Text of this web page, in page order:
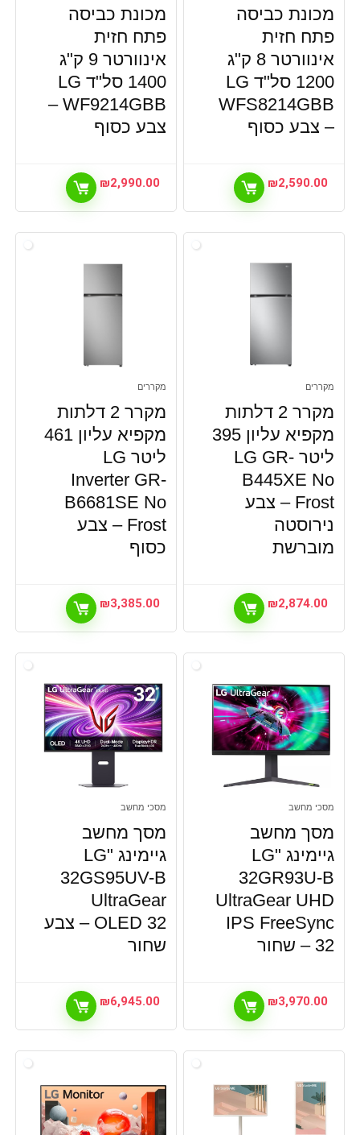
מכונת כביסה
פתח חזית
אינוורטר 8 ק"ג
1200 סל"ד LG
WFS8214GBB
– צבע כסוף
₪2,590.00
מכונת כביסה
פתח חזית
אינוורטר 9 ק"ג
1400 סל"ד LG
WF9214GBB –
צבע כסוף
₪2,990.00
מקררים
מקרר 2 דלתות
מקפיא עליון 395
ליטר LG GR-
B445XE No
Frost – צבע
נירוסטה
מוברשת
₪2,874.00
מקררים
מקרר 2 דלתות
מקפיא עליון 461
ליטר LG
Inverter GR-
B6681SE No
Frost – צבע
כסוף
₪3,385.00
מסכי מחשב
מסך מחשב
גיימינג "LG
32GR93U-B
UltraGear UHD
IPS FreeSync
32 – שחור
₪3,970.00
מסכי מחשב
מסך מחשב
גיימינג "LG
32GS95UV-B
UltraGear
OLED 32 – צבע
שחור
₪6,945.00